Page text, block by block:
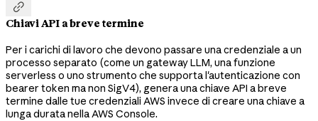

Chiavi API a breve termine
Per i carichi di lavoro che devono passare una credenziale a un
processo separato (come un gateway LLM, una funzione
serverless o uno strumento che supporta l'autenticazione con
bearer token ma non SigV4), genera una chiave API a breve
termine dalle tue credenziali AWS invece di creare una chiave a
lunga durata nella AWS Console.